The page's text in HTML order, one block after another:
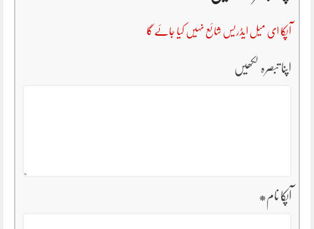
آپکا ای میل ایڈریس شائع نہیں کیا جائے گا
اپنا تبصرہ لکھیں
آپکا نام*